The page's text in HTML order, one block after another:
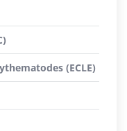
(ECLE)